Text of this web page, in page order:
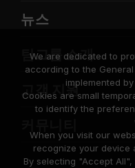
뉴스
팀그룹 소개
고객 지원
We are dedicated to
according to the General
implemented
Cookies are small
to identify the
When you visit our
recognize your device
By selecting "Accept